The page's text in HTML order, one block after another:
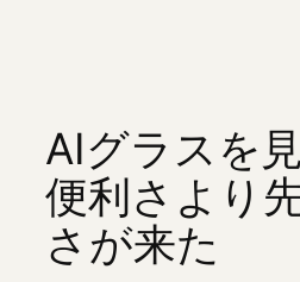
AIグラスを
便利さより
さが来た